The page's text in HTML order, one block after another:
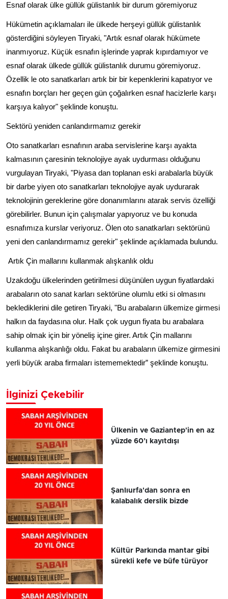
Esnaf olarak ülke güllük gülistanlık bir durum göremiyoruz
Hükümetin açıklamaları ile ülkede herşeyi güllük gülistanlık
gösterdiğini söyleyen Tiryaki, "Artık esnaf olarak hükümete
inanmıyoruz. Küçük esnafın işlerinde yaprak kıpırdamıyor ve
esnaf olarak ülkede güllük gülistanlık durumu göremiyoruz.
Özellik le oto sanatkarları artık bir bir kepenklerini kapatıyor ve
esnafın borçları her geçen gün çoğalırken esnaf hacizlerle karşı
karşıya kalıyor" şeklinde konuştu.
Sektörü yeniden canlandırmamız gerekir
Oto sanatkarları esnafının araba servislerine karşı ayakta
kalmasının çaresinin teknolojiye ayak uydurması olduğunu
vurgulayan Tiryaki, "Piyasa dan toplanan eski arabalarla büyük
bir darbe yiyen oto sanatkarları teknolojiye ayak uydurarak
teknolojinin gereklerine göre donanımlarını atarak servis özelliği
görebilirler. Bunun için çalışmalar yapıyoruz ve bu konuda
esnafımıza kurslar veriyoruz. Ölen oto sanatkarları sektörünü
yeni den canlandırmamız gerekir" şeklinde açıklamada bulundu.
Artık Çin mallarını kullanmak alışkanlık oldu
Uzakdoğu ülkelerinden getirilmesi düşünülen uygun fiyatlardaki
arabaların oto sanat karları sektörüne olumlu etki si olmasını
beklediklerini dile getiren Tiryaki, "Bu arabaların ülkemize girmesi
halkın da faydasına olur. Halk çok uygun fiyata bu arabalara
sahip olmak için bir yöneliş içine girer. Artık Çin mallarını
kullanma alışkanlığı oldu. Fakat bu arabaların ülkemize girmesini
yerli büyük araba firmaları istememektedir” şeklinde konuştu.
İlginizi Çekebilir
Ülkenin ve Gaziantep'in en az
yüzde 60’ı kayıtdışı
Şanlıurfa'dan sonra en
kalabalık derslik bizde
Kültür Parkında mantar gibi
sürekli kefe ve büfe türüyor